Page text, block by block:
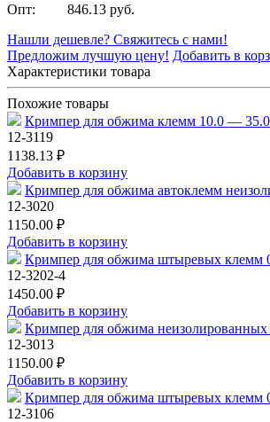
Опт: 846.13 руб.
Нашли дешевле? Свяжитесь с нами!
Предложим лучшую цену! Добавить в
Характеристики товара
Похожие товары
Кримпер для обжима клемм 10.0 —
12-3119
1138.13 ₽
Добавить в корзину
Кримпер для обжима автоклемм
12-3020
1150.00 ₽
Добавить в корзину
Кримпер для обжима штыревых
12-3202-4
1450.00 ₽
Добавить в корзину
Кримпер для обжима
12-3013
1150.00 ₽
Добавить в корзину
Кримпер для обжима штыревых клемм
12-3106